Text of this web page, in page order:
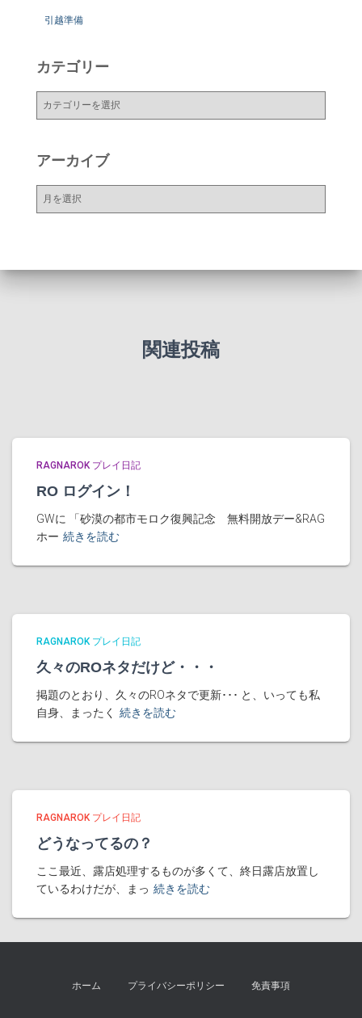
引越準備
カテゴリー
ー
アーカイブ
ー
関連投稿
RAGNAROK プレイ日記
RO ログイン！
GWに 「砂漠の都市モロク復興記念 無料開放デー&RAG
ホー 続きを読む
RAGNAROK プレイ日記
久々のROネタだけど・・・
掲題のとおり、久々のROネタで更新･･･ と、いっても私
自身、まったく
続きを読む
RAGNAROK プレイ日記
どうなってるの？
ここ最近、露店処理するものが多くて、終日露店放置し
ているわけだが、まっ 続きを読む
ホーム プライバシーポリシー 免責事項